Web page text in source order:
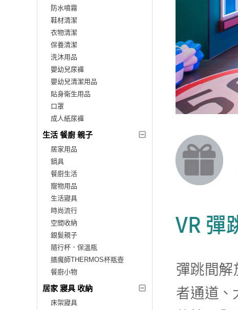
防水噴霧
鞋材清潔
衣物清潔
保養清潔
洗沐用品
嬰幼兒尿褲
嬰幼兒清潔用品
貼身衛生用品
口罩
成人紙尿褲
生活 餐廚 親子
居家用品
鍋具
餐廚生活
寵物用品
生活寢具
時尚流行
空間收納
銀髮親子
隨行杯．保溫瓶
膳魔師THERMOS杯瓶壺
餐廚小物
居家 寢具 收納
床架寢具